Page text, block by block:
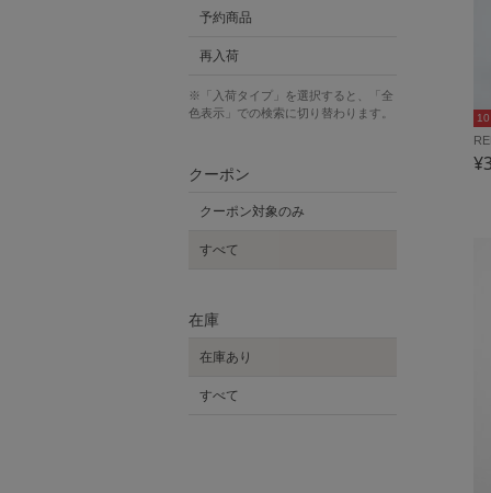
予約商品
再入荷
※「入荷タイプ」を選択すると、「全
色表示」での検索に切り替わります。
クーポン
クーポン対象のみ
すべて
在庫
在庫あり
すべて